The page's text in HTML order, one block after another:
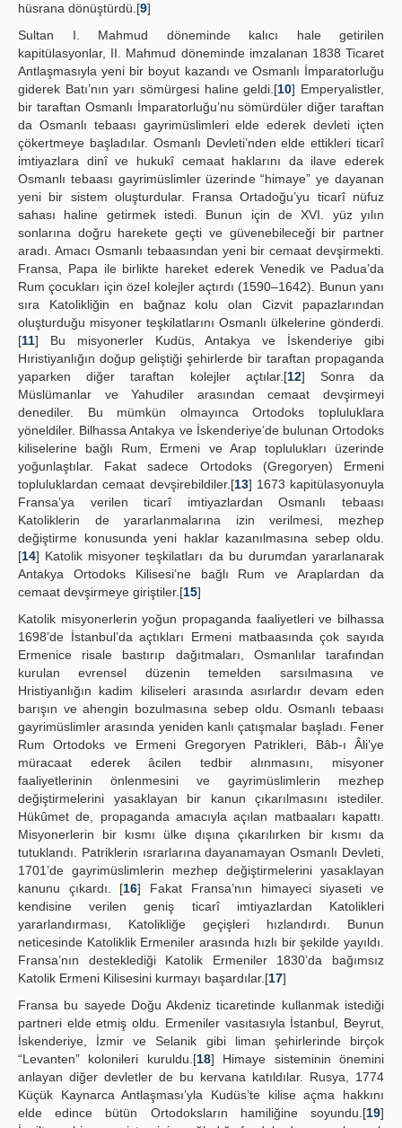
hüsrana dönüştürdü.[9]
Sultan I. Mahmud döneminde kalıcı hale getirilen
kapitülasyonlar, II. Mahmud döneminde imzalanan 1838 Ticaret
Antlaşmasıyla yeni bir boyut kazandı ve Osmanlı İmparatorluğu
giderek Batı’nın yarı sömürgesi haline geldi.[10] Emperyalistler,
bir taraftan Osmanlı İmparatorluğu’nu sömürdüler diğer taraftan
da Osmanlı tebaası gayrimüslimleri elde ederek devleti içten
çökertmeye başladılar. Osmanlı Devleti’nden elde ettikleri ticarî
imtiyazlara dinî ve hukukî cemaat haklarını da ilave ederek
Osmanlı tebaası gayrimüslimler üzerinde “himaye” ye dayanan
yeni bir sistem oluşturdular. Fransa Ortadoğu’yu ticarî nüfuz
sahası haline getirmek istedi. Bunun için de XVI. yüz yılın
sonlarına doğru harekete geçti ve güvenebileceği bir partner
aradı. Amacı Osmanlı tebaasından yeni bir cemaat devşirmekti.
Fransa, Papa ile birlikte hareket ederek Venedik ve Padua’da
Rum çocukları için özel kolejler açtırdı (1590–1642). Bunun yanı
sıra Katolikliğin en bağnaz kolu olan Cizvit papazlarından
oluşturduğu misyoner teşkilatlarını Osmanlı ülkelerine gönderdi.
[11] Bu misyonerler Kudüs, Antakya ve İskenderiye gibi
Hıristiyanlığın doğup geliştiği şehirlerde bir taraftan propaganda
yaparken diğer taraftan kolejler açtılar.[12] Sonra da
Müslümanlar ve Yahudiler arasından cemaat devşirmeyi
denediler. Bu mümkün olmayınca Ortodoks topluluklara
yöneldiler. Bilhassa Antakya ve İskenderiye’de bulunan Ortodoks
kiliselerine bağlı Rum, Ermeni ve Arap toplulukları üzerinde
yoğunlaştılar. Fakat sadece Ortodoks (Gregoryen) Ermeni
topluluklardan cemaat devşirebildiler.[13] 1673 kapitülasyonuyla
Fransa’ya verilen ticarî imtiyazlardan Osmanlı tebaası
Katoliklerin de yararlanmalarına izin verilmesi, mezhep
değiştirme konusunda yeni haklar kazanılmasına sebep oldu.
[14] Katolik misyoner teşkilatları da bu durumdan yararlanarak
Antakya Ortodoks Kilisesi’ne bağlı Rum ve Araplardan da
cemaat devşirmeye giriştiler.[15]
Katolik misyonerlerin yoğun propaganda faaliyetleri ve bilhassa
1698’de İstanbul’da açtıkları Ermeni matbaasında çok sayıda
Ermenice risale bastırıp dağıtmaları, Osmanlılar tarafından
kurulan evrensel düzenin temelden sarsılmasına ve
Hristiyanlığın kadim kiliseleri arasında asırlardır devam eden
barışın ve ahengin bozulmasına sebep oldu. Osmanlı tebaası
gayrimüslimler arasında yeniden kanlı çatışmalar başladı. Fener
Rum Ortodoks ve Ermeni Gregoryen Patrikleri, Bâb-ı Âli’ye
müracaat ederek âcilen tedbir alınmasını, misyoner
faaliyetlerinin önlenmesini ve gayrimüslimlerin mezhep
değiştirmelerini yasaklayan bir kanun çıkarılmasını istediler.
Hükûmet de, propaganda amacıyla açılan matbaaları kapattı.
Misyonerlerin bir kısmı ülke dışına çıkarılırken bir kısmı da
tutuklandı. Patriklerin ısrarlarına dayanamayan Osmanlı Devleti,
1701’de gayrimüslimlerin mezhep değiştirmelerini yasaklayan
kanunu çıkardı. [16] Fakat Fransa’nın himayeci siyaseti ve
kendisine verilen geniş ticarî imtiyazlardan Katolikleri
yararlandırması, Katolikliğe geçişleri hızlandırdı. Bunun
neticesinde Katoliklik Ermeniler arasında hızlı bir şekilde yayıldı.
Fransa’nın desteklediği Katolik Ermeniler 1830’da bağımsız
Katolik Ermeni Kilisesini kurmayı başardılar.[17]
Fransa bu sayede Doğu Akdeniz ticaretinde kullanmak istediği
partneri elde etmiş oldu. Ermeniler vasıtasıyla İstanbul, Beyrut,
İskenderiye, İzmir ve Selanik gibi liman şehirlerinde birçok
“Levanten” kolonileri kuruldu.[18] Himaye sisteminin önemini
anlayan diğer devletler de bu kervana katıldılar. Rusya, 1774
Küçük Kaynarca Antlaşması’yla Kudüs’te kilise açma hakkını
elde edince bütün Ortodoksların hamiliğine soyundu.[19]